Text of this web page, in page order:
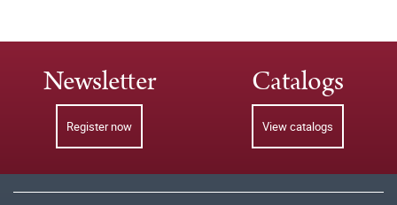
Newsletter
Register now
Catalogs
View catalogs